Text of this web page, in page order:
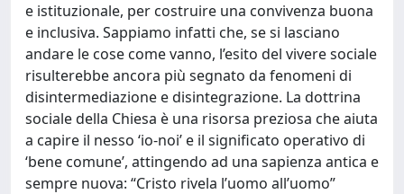
e istituzionale, per costruire una convivenza buona
e inclusiva. Sappiamo infatti che, se si lasciano
andare le cose come vanno, l’esito del vivere sociale
risulterebbe ancora più segnato da fenomeni di
disintermediazione e disintegrazione. La dottrina
sociale della Chiesa è una risorsa preziosa che aiuta
a capire il nesso ‘io-noi’ e il significato operativo di
‘bene comune’, attingendo ad una sapienza antica e
sempre nuova: “Cristo rivela l’uomo all’uomo”